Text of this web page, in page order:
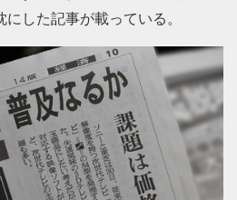
した記事が載っている。